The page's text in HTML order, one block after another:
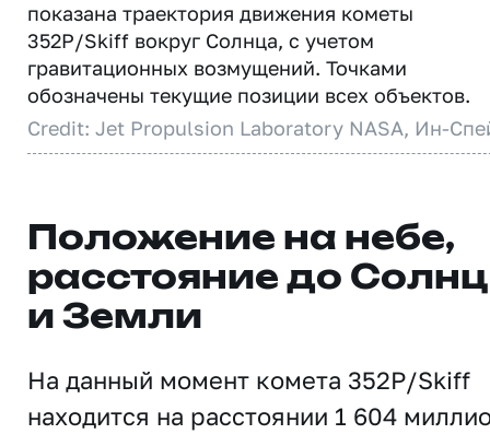
показана траектория движения кометы
352P/Skiff вокруг Солнца, с учетом
гравитационных возмущений. Точками
обозначены текущие позиции всех объектов.
Credit: Jet Propulsion Laboratory NASA, Ин-
Положение на небе,
расстояние до
и Земли
На данный момент комета 352P/Skiff
находится на расстоянии 1 604